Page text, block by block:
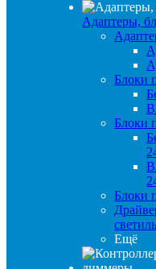
Адаптеры,
Блоки
Блоки
Блоки
Ещё